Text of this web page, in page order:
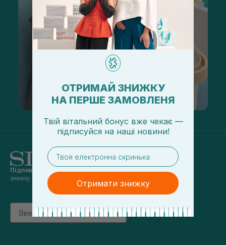
Підпишись на наші новинита отримуй
знижку 5% на перше замовлення
Email
підписатись
ОТРИМАЙ ЗНИЖКУ
НА ПЕРШЕ ЗАМОВЛЕНЯ
Твій вітальний бонус вже чекає —
підписуйся на наші новини!
email
Отримати знижку